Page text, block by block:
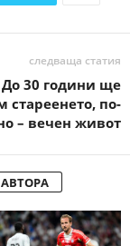
следваща статия
30 години ще
стареенето, по-
– вечен живот